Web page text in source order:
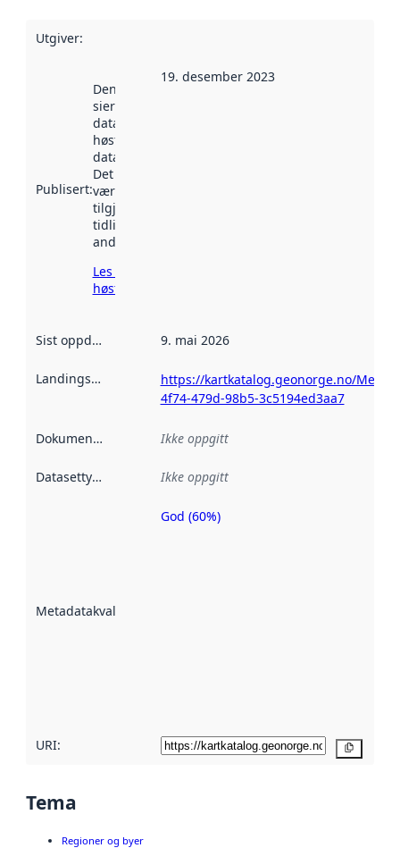
Utgiver:
Publisert:
Denne datoen
sier når
datasettet ble
høstet av
data.norge.no.
Det kan ha
vært
tilgjengelig
tidligere
andre steder.
Les mer om
høsting her
19. desember 2023
Sist oppdatert 9. mai 2026
Landingsside
https://kartkatalog.geonorge.no/
4f74-479d-98b5-3c5194ed3aa7
Dokumentasjon Ikke oppgitt
Datasettype Ikke oppgitt
Metadatakvalitet
Metadatakvalitet
God (60%)
URI:
Tema
Regioner og byer